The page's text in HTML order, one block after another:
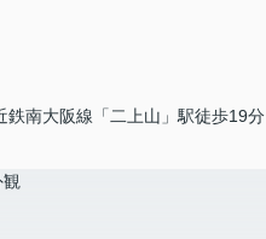
鉄南大阪線「二上山」駅徒歩19分